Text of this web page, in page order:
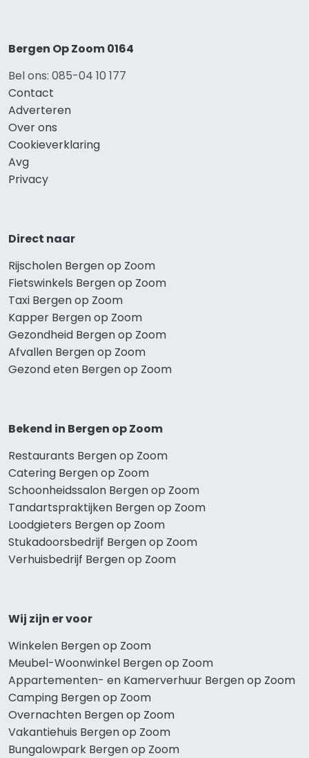
Bergen Op Zoom 0164
Bel ons: 085-04 10 177
Contact
Adverteren
Over ons
Cookieverklaring
Avg
Privacy
Direct naar
Rijscholen Bergen op Zoom
Fietswinkels Bergen op Zoom
Taxi Bergen op Zoom
Kapper Bergen op Zoom
Gezondheid Bergen op Zoom
Afvallen Bergen op Zoom
Gezond eten Bergen op Zoom
Bekend in Bergen op Zoom
Restaurants Bergen op Zoom
Catering Bergen op Zoom
Schoonheidssalon Bergen op Zoom
Tandartspraktijken Bergen op Zoom
Loodgieters Bergen op Zoom
Stukadoorsbedrijf Bergen op Zoom
Verhuisbedrijf Bergen op Zoom
Wij zijn er voor
Winkelen Bergen op Zoom
Meubel-Woonwinkel Bergen op Zoom
Appartementen- en Kamerverhuur Bergen op Zoom
Camping Bergen op Zoom
Overnachten Bergen op Zoom
Vakantiehuis Bergen op Zoom
Bungalowpark Bergen op Zoom